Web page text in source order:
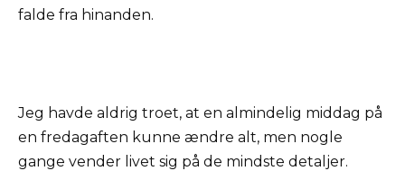
falde fra hinanden.
Jeg havde aldrig troet, at en almindelig middag på
en fredagaften kunne ændre alt, men nogle
gange vender livet sig på de mindste detaljer.